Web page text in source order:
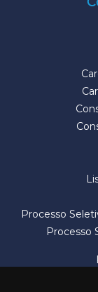
Processo
Processo